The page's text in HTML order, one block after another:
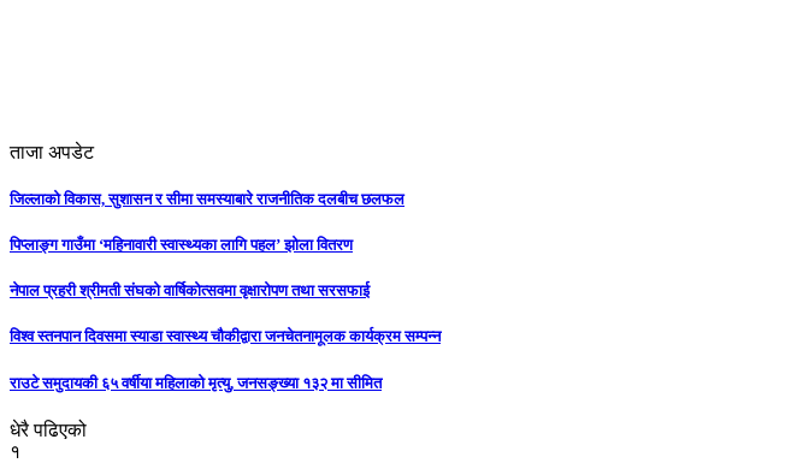
ताजा अपडेट
जिल्लाको विकास, सुशासन र सीमा समस्याबारे राजनीतिक दलबीच छलफल
पिप्लाङ्ग गाउँमा ‘महिनावारी स्वास्थ्यका लागि पहल’ झोला वितरण
नेपाल प्रहरी श्रीमती संघको वार्षिकोत्सवमा वृक्षारोपण तथा सरसफाई
विश्व स्तनपान दिवसमा स्याडा स्वास्थ्य चौकीद्वारा जनचेतनामूलक कार्यक्रम सम्पन्न
राउटे समुदायकी ६५ वर्षीया महिलाको मृत्यु, जनसङ्ख्या १३२ मा सीमित
धेरै पढिएको
१